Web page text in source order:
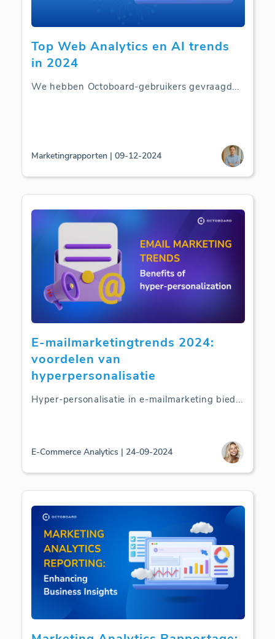
Top Web Analytics en AI trends
in 2024
We hebben Octoboard-gebruikers gevraagd...
Marketingrapporten | 09-12-2024
E-mailmarketingtrends 2024:
voordelen van
hyperpersonalisatie
Hyper-personalisatie in e-mailmarketing bied...
E-Commerce Analytics | 24-09-2024